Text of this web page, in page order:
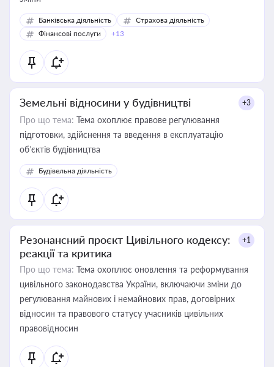
Банківська діяльність
Страхова діяльність
Фінансові послуги
+13
Земельні відносини у будівництві +3
Про що тема: Тема охоплює правове регулювання
підготовки, здійснення та введення в експлуатацію
об’єктів будівництва
Будівельна діяльність
Резонансний проєкт Цивільного кодексу:
реакції та критика
+1
Про що тема: Тема охоплює оновлення та реформування
цивільного законодавства України, включаючи зміни до
регулювання майнових і немайнових прав, договірних
відносин та правового статусу учасників цивільних
правовідносин